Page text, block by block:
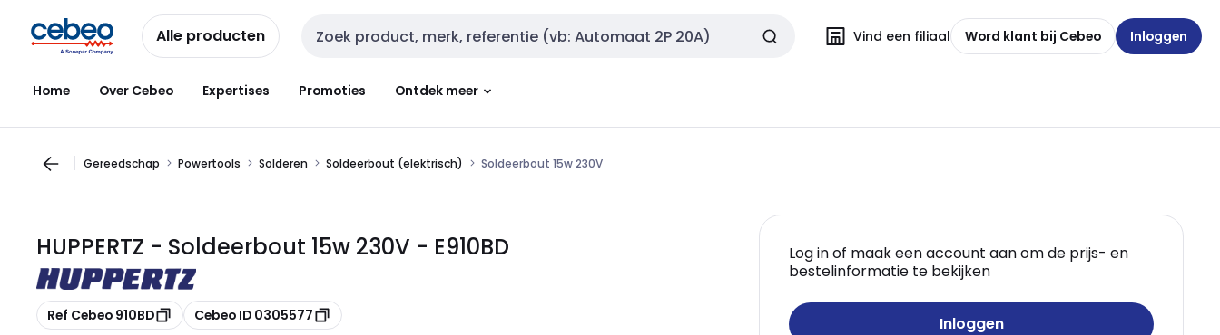
naar
navigatie
naar
inhoud
Alle producten Zoekveld invoer Vind een filiaal Word klant bij Cebeo Inloggen
Home Over Cebeo Expertises Promoties Ontdek meer
Gereedschap Powertools Solderen Soldeerbout (elektrisch) Soldeerbout 15w 230V
HUPPERTZ - Soldeerbout 15w 230V - E910BD
Kopiëren
Ref Cebeo 910BD Kopiëren
Cebeo ID 0305577
Log in of maak een account aan om de prijs- en
bestelinformatie te bekijken
Inloggen